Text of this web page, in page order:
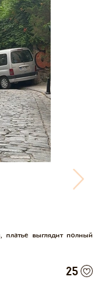
платье выглядит полный
25